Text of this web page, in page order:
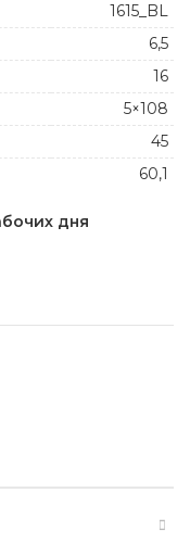
1615_BL
6,5
16
5×108
45
60,1
дня